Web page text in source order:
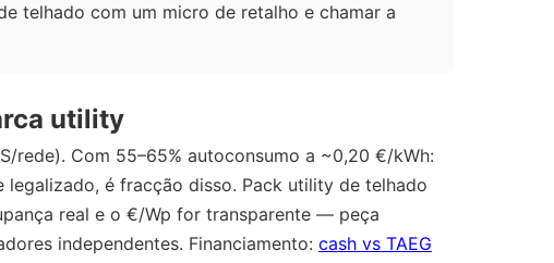
telhado com um micro de retalho e chamar a
utility
rede). Com 55–65% autoconsumo a ~0,20 €/kWh:
é fracção disso. Pack utility de telhado
real e o €/Wp for transparente — peça
independentes. Financiamento: cash vs TAEG